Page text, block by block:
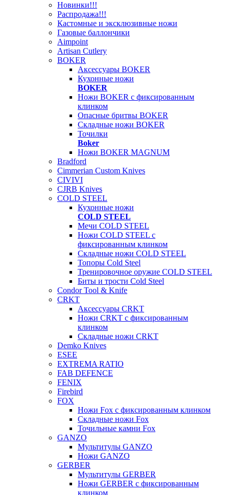
Новинки!!!
Распродажа!!!
Кастомные и эксклюзивные ножи
Газовые баллончики
Aimpoint
Artisan Cutlery
BOKER
Аксессуары BOKER
Кухонные ножи
BOKER
Ножи BOKER с фиксированным
клинком
Опасные бритвы BOKER
Складные ножи BOKER
Точилки
Boker
Ножи BOKER MAGNUM
Bradford
Cimmerian Custom Knives
CIVIVI
CJRB Knives
COLD STEEL
Кухонные ножи
COLD STEEL
Мечи COLD STEEL
Ножи COLD STEEL с
фиксированным клинком
Складные ножи COLD STEEL
Топоры Cold Steel
Тренировочное оружие COLD STEEL
Биты и трости Cold Steel
Condor Tool & Knife
CRKT
Аксессуары CRKT
Ножи CRKT с фиксированным
клинком
Складные ножи CRKT
Demko Knives
ESEE
EXTREMA RATIO
FAB DEFENCE
FENIX
Firebird
FOX
Ножи Fox с фиксированным клинком
Складные ножи Fox
Точильные камни Fox
GANZO
Мультитулы GANZO
Ножи GANZO
GERBER
Мультитулы GERBER
Ножи GERBER с фиксированным
клинком